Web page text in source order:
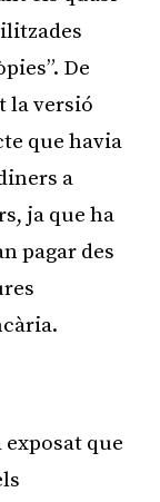
De
la versió
que havia
a
ja que ha
pagar des
que